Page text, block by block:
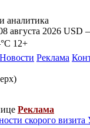
аналитика
августа 2026 USD
12+
Новости Реклама
Реклама
скорого визита